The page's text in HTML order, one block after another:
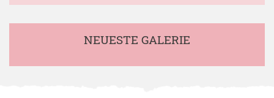
NEUESTE GALERIE